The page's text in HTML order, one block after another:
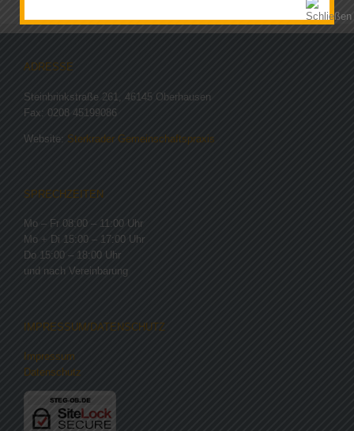
ADRESSE
Steinbrinkstraße 261, 46145 Oberhausen
Fax: 0208 45199086
Website: Sterkrader Gemeinschaftspraxis
SPRECHZEITEN
Mo – Fr 08:00 – 11:00 Uhr
Mo + Di 15:00 – 17:00 Uhr
Do 15:00 – 18:00 Uhr
und nach Vereinbarung
IMPRESSUM/DATENSCHUTZ
Impressum
Datenschutz